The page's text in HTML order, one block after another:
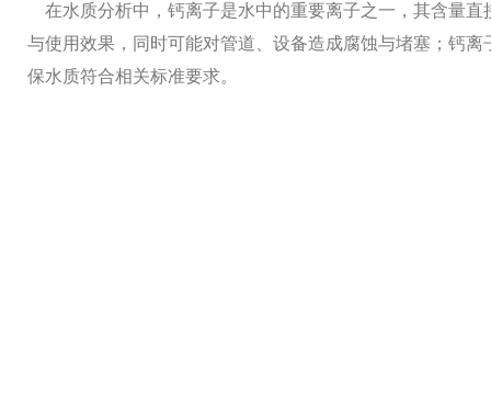
在水质分析中，钙离子是水中的重要离子之一，其含量
与使用效果，同时可能对管道、设备造成腐蚀与堵塞；钙
保水质符合相关标准要求。